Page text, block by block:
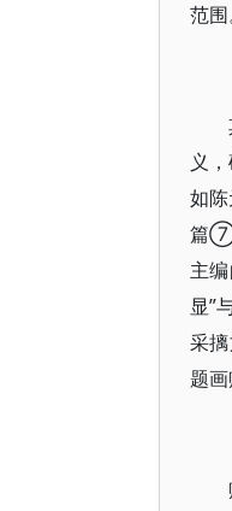
范
义
如
篇⑦
主
显”
采
题